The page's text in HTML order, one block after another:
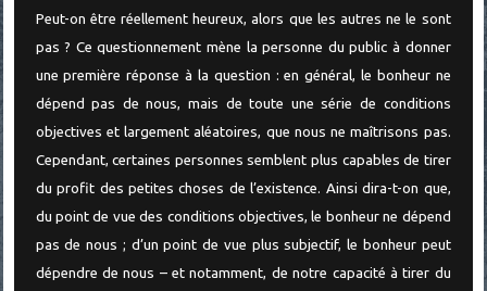
Peut-on être réellement heureux, alors que les autres ne le sont
pas ? Ce questionnement mène la personne du public à donner
une première réponse à la question : en général, le bonheur ne
dépend pas de nous, mais de toute une série de conditions
objectives et largement aléatoires, que nous ne maîtrisons pas.
Cependant, certaines personnes semblent plus capables de tirer
du profit des petites choses de l’existence. Ainsi dira-t-on que,
du point de vue des conditions objectives, le bonheur ne dépend
pas de nous ; d’un point de vue plus subjectif, le bonheur peut
dépendre de nous – et notamment, de notre capacité à tirer du